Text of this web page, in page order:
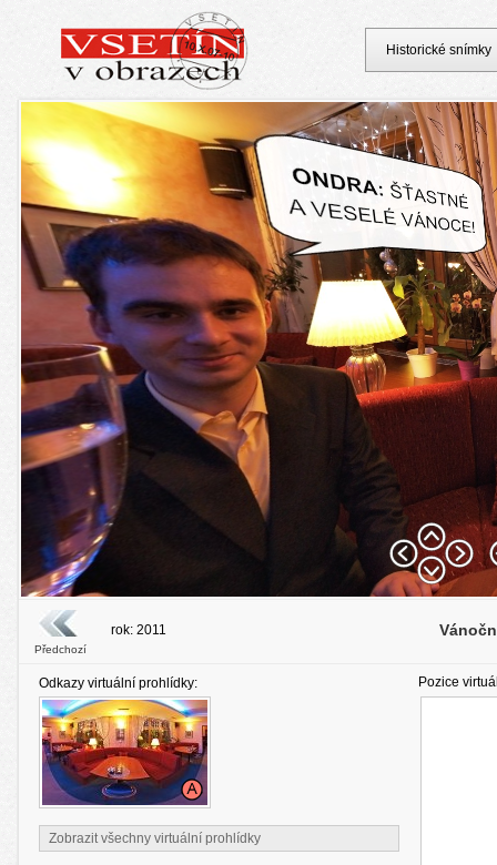
Předchozí
rok: 2011
Odkazy virtuální prohlídky: Pozice
Zobrazit všechny virtuální prohlídky
Historické snímky